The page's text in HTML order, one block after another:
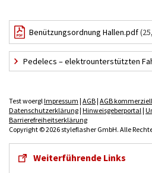
Benützungsordnung Hallen.pdf
Pedelecs – elektrounterstützten
Test woergl Impressum | AGB| AGB kommerziell
Datenschutzerklärung| Hinweisgeberportal |
Barrierefreiheitserklärung
Copyright © 2026 styleflasher GmbH. Alle
Weiterführende Links